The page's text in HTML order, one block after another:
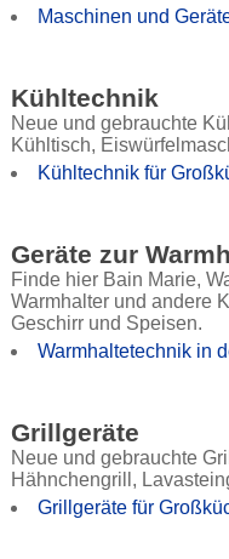
Maschinen und
Kühltechnik
Neue und gebrauchte
Kühltisch,
Kühltechnik für
Geräte zur
Finde hier Bain Marie,
Warmhalter und andere
Geschirr und Speisen.
Warmhaltetechnik in
Grillgeräte
Neue und gebrauchte
Hähnchengrill,
Grillgeräte für